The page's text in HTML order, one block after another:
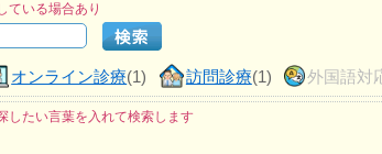
いる場合あり
オンライン診療(1) 訪問診療(1) 外国語対
したい言葉を入れて検索します